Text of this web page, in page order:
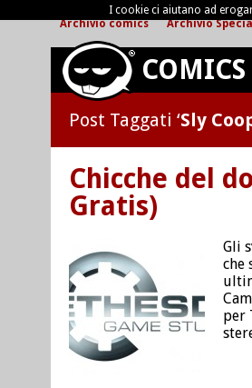
Archivio comics Archivio
COMICS
Post Taggati ‘Sly
Chicche del
Gratis)
Gli
che
per
I cookie ci aiutano ad